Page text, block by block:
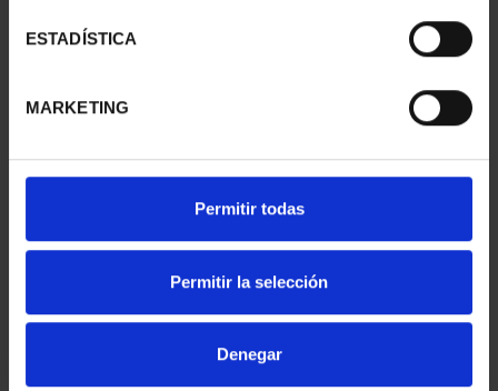
ESTADÍSTICA
MARKETING
Permitir todas
Permitir la selección
Denegar
PROVINCIA 3
registrados
PROVINCIA 4
registrados